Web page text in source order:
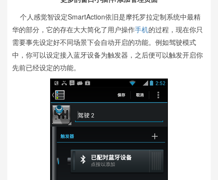
个人感觉智设定SmartAction依旧是摩托罗拉定制系统中最精
华的部分，它的存在大大简化了用户操作手机的过程，现在你只
需要事先设定好不同场景下会自动开启的功能。例如驾驶模式
中，你可以设定接入蓝牙设备为触发器，之后便可以触发开启你
先前已经设定的功能。